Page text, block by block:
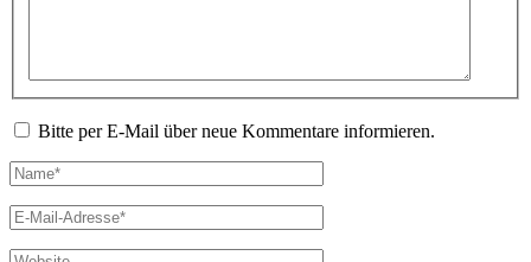
Bitte per E-Mail über neue Kommentare informieren.
Name*
E-
Mail-
Adresse*
Website